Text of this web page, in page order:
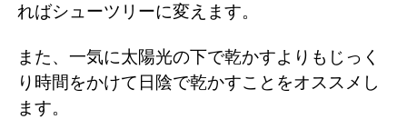
ればシューツリーに変えます。
また、一気に太陽光の下で乾かすよりもじっく
り時間をかけて日陰で乾かすことをオススメし
ます。